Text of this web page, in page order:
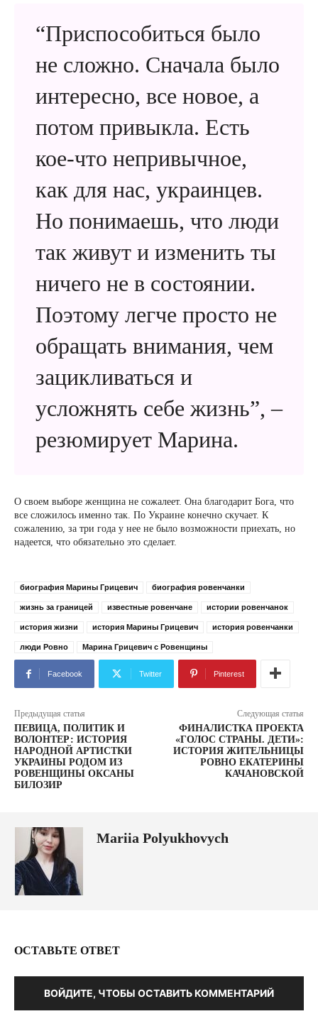
“Приспособиться было
не сложно. Сначала было
интересно, все новое, а
потом привыкла. Есть
кое-что непривычное,
как для нас, украинцев.
Но понимаешь, что люди
так живут и изменить ты
ничего не в состоянии.
Поэтому легче просто не
обращать внимания, чем
зацикливаться и
усложнять себе жизнь”, –
резюмирует Марина.
О своем выборе женщина не сожалеет. Она благодарит Бога, что
все сложилось именно так. По Украине конечно скучает. К
сожалению, за три года у нее не было возможности приехать, но
надеется, что обязательно это сделает.
биография Марины Грицевич биография ровенчанки
жизнь за границей известные ровенчане истории ровенчанок
история жизни история Марины Грицевич история ровенчанки
люди Ровно Марина Грицевич с Ровенщины
Facebook Twitter Pinterest
Предыдущая статья
ПЕВИЦА, ПОЛИТИК И
ВОЛОНТЕР: ИСТОРИЯ
НАРОДНОЙ АРТИСТКИ
УКРАИНЫ РОДОМ ИЗ
РОВЕНЩИНЫ ОКСАНЫ
БИЛОЗИР
Следующая статья
ФИНАЛИСТКА ПРОЕКТА
«ГОЛОС СТРАНЫ. ДЕТИ»:
ИСТОРИЯ ЖИТЕЛЬНИЦЫ
РОВНО ЕКАТЕРИНЫ
КАЧАНОВСКОЙ
Mariia Polyukhovych
ОСТАВЬТЕ ОТВЕТ
ВОЙДИТЕ, ЧТОБЫ ОСТАВИТЬ КОММЕНТАРИЙ